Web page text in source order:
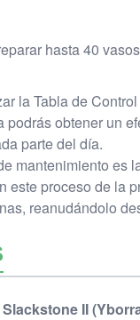
hasta 40
la Tabla de
podrás obtener un
parte del día.
mantenimiento es
este proceso de la
reanudándolo
Slackstone II